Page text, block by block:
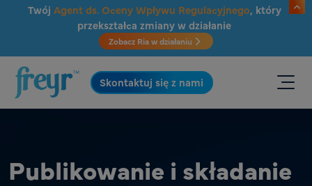
Przejdź do głównej treści
Twój Agent ds. Oceny Wpływu Regulacyjnego, który
przekształca zmiany w działanie
Zobacz Ria w działaniu
.
Skontaktuj się z nami
Publikowanie i składanie